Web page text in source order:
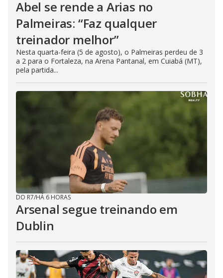
Abel se rende a Arias no
Palmeiras: “Faz qualquer
treinador melhor”
Nesta quarta-feira (5 de agosto), o Palmeiras perdeu de 3
a 2 para o Fortaleza, na Arena Pantanal, em Cuiabá (MT),
pela partida...
DO R7/HÁ 6 HORAS
Arsenal segue treinando em
Dublin